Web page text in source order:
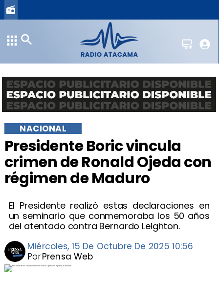
Presidente Boric vincula
crimen de Ronald Ojeda con
régimen de Maduro
El Presidente realizó estas declaraciones en
un seminario que conmemoraba los 50 años
del atentado contra Bernardo Leighton.
NACIONAL
Miércoles, 15 De Octubre De 2025 10:56
Prensa Web
Por